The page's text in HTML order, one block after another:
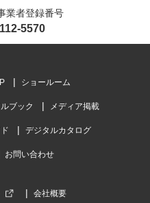
業者登録番号
5570
ショールーム
ブック メディア掲載
デジタルカタログ
お問い合わせ
会社概要